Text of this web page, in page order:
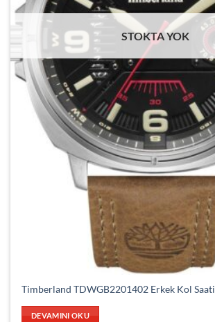
STOKTA YOK
Timberland TDWGB2201402 Erkek Kol Saati
DEVAMINI OKU